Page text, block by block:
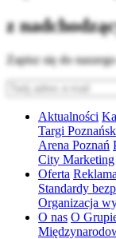
z
Zapisz się do
Aktualności
Targi
Arena Poznań
City Marketing
Oferta Reklama
Standardy
Organizacja
O nas O